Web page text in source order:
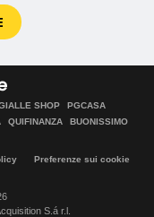
SHOP
PGCASA
QUIFINANZA
BUONISSIMO
Preferenze sui cookie
S.á r.l.